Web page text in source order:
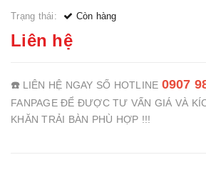
Trạng thái: Còn hàng
Liên hệ
☎️ LIÊN HỆ NGAY SỐ HOTLINE 0907
FANPAGE ĐỂ ĐƯỢC TƯ VẤN GIÁ VÀ
KHĂN TRẢI BÀN PHÙ HỢP !!!